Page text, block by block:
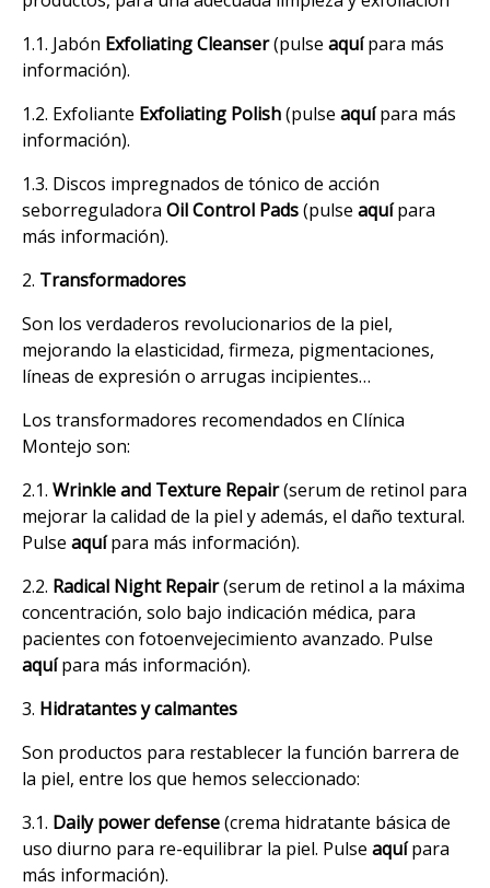
1.1. Jabón Exfoliating Cleanser(pulse aquípara más
información).
1.2. Exfoliante Exfoliating Polish(pulse aquí para más
información).
1.3. Discos impregnados de tónico de acción
seborreguladora Oil Control Pads(pulse aquípara
más información).
2. Transformadores
Son los verdaderos revolucionarios de la piel,
mejorando la elasticidad, firmeza, pigmentaciones,
líneas de expresión o arrugas incipientes…
Los transformadores recomendados en Clínica
Montejo son:
2.1. Wrinkle and Texture Repair(serum de retinol para
mejorar la calidad de la piel y además, el daño textural.
Pulse aquí para más información).
2.2. Radical Night Repair(serum de retinol a la máxima
concentración, solo bajo indicación médica, para
pacientes con fotoenvejecimiento avanzado. Pulse
aquípara más información).
3. Hidratantes y calmantes
Son productos para restablecer la función barrera de
la piel, entre los que hemos seleccionado:
3.1. Daily power defense(crema hidratante básica de
uso diurno para re-equilibrar la piel. Pulse aquípara
más información).